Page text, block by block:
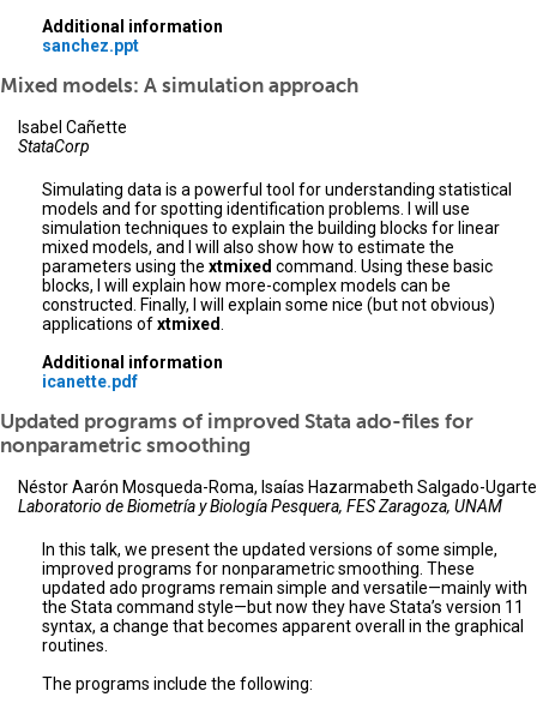
Additional information
sanchez.ppt
Mixed models: A simulation approach
Isabel Cañette
StataCorp
Simulating data is a powerful tool for understanding statistical
models and for spotting identification problems. I will use
simulation techniques to explain the building blocks for linear
mixed models, and I will also show how to estimate the
parameters using the xtmixed command. Using these basic
blocks, I will explain how more-complex models can be
constructed. Finally, I will explain some nice (but not obvious)
applications ofxtmixed
Additional information
icanette.pdf
Updated programs of improved Stata ado-files for
nonparametric smoothing
Néstor Aarón Mosqueda-Roma, Isaías Hazarmabeth Salgado-Ugarte
Laboratorio de Biometría y Biología Pesquera, FES Zaragoza, UNAM
In this talk, we present the updated versions of some simple,
improved programs for nonparametric smoothing. These
updated ado programs remain simple and versatile—mainly with
the Stata command style—but now they have Stata’s version 11
syntax, a change that becomes apparent overall in the graphical
routines.
The programs include the following: